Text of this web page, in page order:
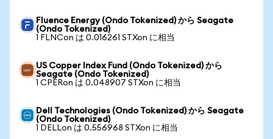
Fluence Energy (Ondo Tokenized) から Seagate
(Ondo Tokenized)
1 FLNCon は 0.016261 STXon に相当
US Copper Index Fund (Ondo Tokenized) から
Seagate (Ondo Tokenized)
1 CPERon は 0.048907 STXon に相当
Dell Technologies (Ondo Tokenized) から Seagate
(Ondo Tokenized)
1 DELLon は 0.556968 STXon に相当